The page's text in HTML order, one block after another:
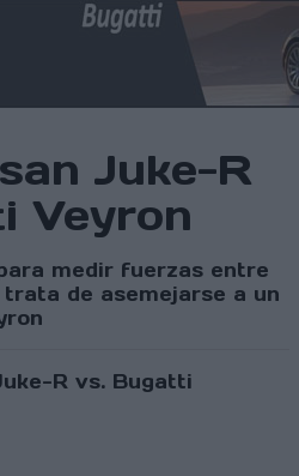
Juke-R
Veyron
medir fuerzas entre
de asemejarse a un